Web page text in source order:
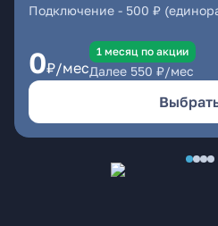
Подключение - 500 ₽
0₽/мес
1 месяц по акции
Далее 550 ₽/мес